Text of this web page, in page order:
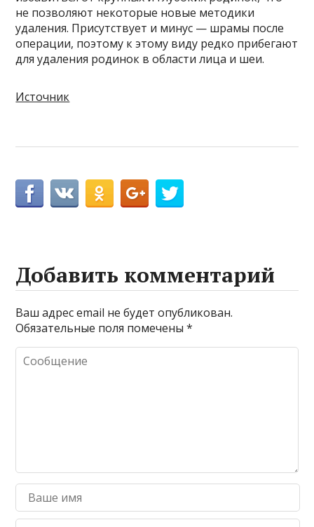
не позволяют некоторые новые методики
удаления. Присутствует и минус — шрамы после
операции, поэтому к этому виду редко прибегают
для удаления родинок в области лица и шеи.
Источник
Добавить комментарий
Ваш адрес email не будет опубликован.
Обязательные поля помечены*